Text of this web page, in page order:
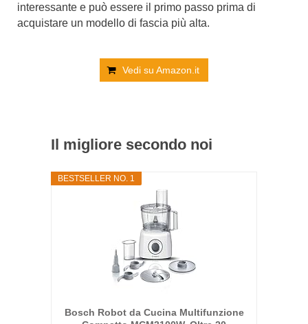
interessante e può essere il primo passo prima di
acquistare un modello di fascia più alta.
Vedi su Amazon.it
Il migliore secondo noi
BESTSELLER NO. 1
Bosch Robot da Cucina Multifunzione